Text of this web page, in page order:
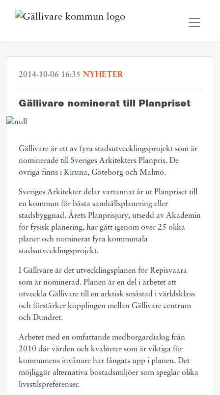
2014-10-06 16:35 NYHETER
Gällivare nominerat till Planpriset
Gällivare är ett av fyra stadsutvecklingsprojekt som är
nominerade till Sveriges Arkitekters Planpris. De
övriga finns i Kiruna, Göteborg och Malmö.
Sveriges Arkitekter delar vartannat år ut Planpriset till
en kommun för bästa samhällsplanering eller
stadsbyggnad. Årets Planprisjury, utsedd av Akademin
för fysisk planering, har gått igenom över 25 olika
planer och nominerat fyra kommunala
stadsutvecklingsprojekt.
I Gällivare är det utvecklingsplanen för Repisvaara
som är nominerad. Planen är en del i arbetet att
utveckla Gällivare till en arktisk småstad i världsklass
och förstärker kopplingen mellan Gällivare centrum
och Dundret.
Arbetet med en omfattande medborgardialog från
2010 där värden och kvaliteter som är viktiga för
kommunens invånare har fångats upp i planen. Det
möjliggör alternativa bostadsmiljöer som speglar olika
livsstilspreferenser.